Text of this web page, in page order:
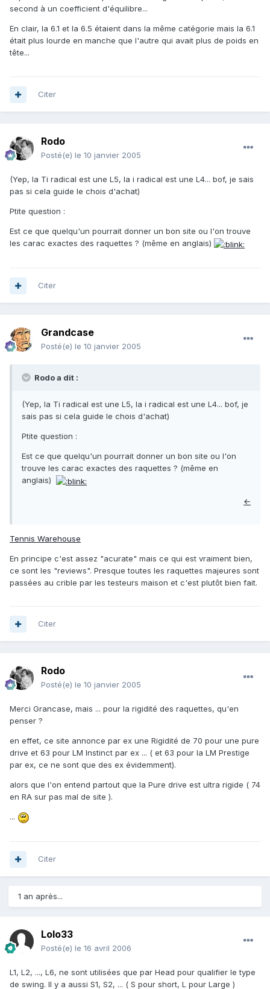
second à un coefficient d'équilibre...
En clair, la 6.1 et la 6.5 étaient dans la même catégorie mais la 6.1
était plus lourde en manche que l'autre qui avait plus de poids en
tête...
Citer
Rodo
Posté(e) le 10 janvier 2005
(Yep, la Ti radical est une L5, la i radical est une L4... bof, je sais
pas si cela guide le chois d'achat)
Ptite question :
Est ce que quelqu'un pourrait donner un bon site ou l'on trouve
les carac exactes des raquettes ? (même en anglais)
Citer
Grandcase
Posté(e) le 10 janvier 2005
Rodo a dit :
(Yep, la Ti radical est une L5, la i radical est une L4... bof, je
sais pas si cela guide le chois d'achat)
Ptite question :
Est ce que quelqu'un pourrait donner un bon site ou l'on
trouve les carac exactes des raquettes ? (même en
anglais)
←
Tennis Warehouse
En principe c'est assez "acurate" mais ce qui est vraiment bien,
ce sont les "reviews". Presque toutes les raquettes majeures sont
passées au crible par les testeurs maison et c'est plutôt bien fait.
Citer
Rodo
Posté(e) le 10 janvier 2005
Merci Grancase, mais ... pour la rigidité des raquettes, qu'en
penser ?
en effet, ce site annonce par ex une Rigidité de 70 pour une pure
drive et 63 pour LM Instinct par ex ... ( et 63 pour la LM Prestige
par ex, ce ne sont que des ex évidemment).
alors que l'on entend partout que la Pure drive est ultra rigide ( 74
en RA sur pas mal de site ).
...
Citer
1 an après...
Lolo33
Posté(e) le 16 avril 2006
L1, L2, ..., L6, ne sont utilisées que par Head pour qualifier le type
de swing. Il y a aussi S1, S2, ... ( S pour short, L pour Large )